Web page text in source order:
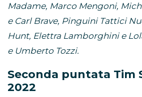
Madame, Marco Mengoni,
e Carl Brave, Pinguini Tattici
Hunt, Elettra Lamborghini e
e Umberto Tozzi.
Seconda puntata Tim
2022